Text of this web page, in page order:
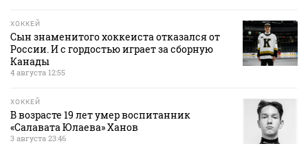
ХОККЕЙ
Сын знаменитого хоккеиста отказался от
России. И с гордостью играет за сборную
Канады
4 августа 12:55
ХОККЕЙ
В возрасте 19 лет умер воспитанник
«Салавата Юлаева» Ханов
3 августа 23:46